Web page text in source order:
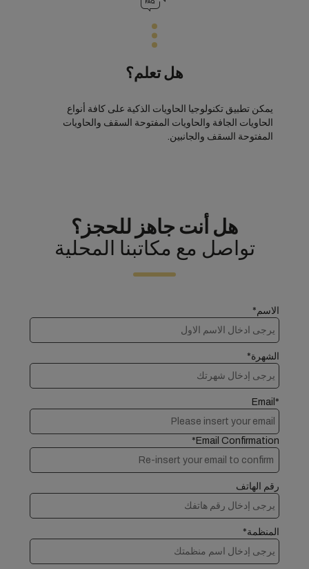
هل تعلم؟
يمكن تطبيق تكنولوجيا الحاويات الذكية على كافة أنواع
الحاويات الجافة والحاويات المفتوحة السقف والحاويات
المفتوحة السقف والجانبين.
هل أنت جاهز للحجز؟
تواصل مع مكاتبنا المحلية
الاسم*
الشهرة*
Email*
Email Confirmation*
رقم الهاتف
المنظمة*